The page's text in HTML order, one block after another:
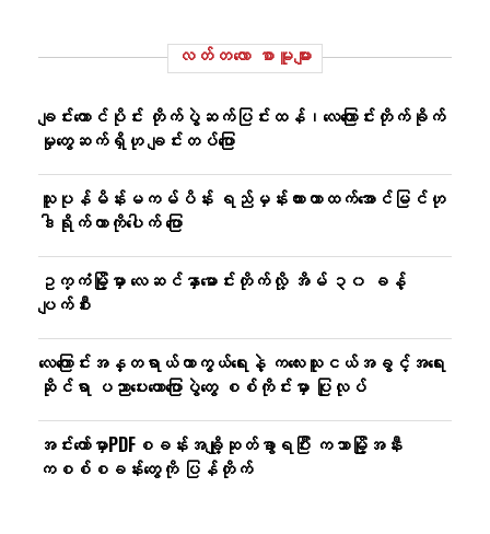
လတ်တ‌လော စာမူများ
ချင်းတောင်ပိုင်း တိုက်ပွဲဆက်ပြင်းထန်၊လေကြောင်းတိုက်ခိုက်
မှုတွေဆက်ရှိဟု ချင်းတပ်ပြော
သူပုန်မိန်းမကမ်ပိန်း ရည်မှန်းထားတာထက်အောင်မြင်ဟု
ဒါရိုက်တာကိုပေါက် ပြော
ဥက္ကံမြို့မှာ ​လေဆင်နှာ​မောင်းတိုက်လို့ အိမ် ၃၀ ခန့်
ပျက်စီး
လေကြောင်းအန္တရာယ်ကာကွယ်ရေးနဲ့ ကလေးသူငယ်အခွင့်အရေး
ဆိုင်ရာ ပညာပေးဟောပြောပွဲတွေ စစ်ကိုင်းမှာ ပြုလုပ်
အင်း​တော်မှာ​PDFစခန်းအချို့ဆုတ်ခွာရပြီး ကသာမြို့အနီး
ကစစ်စခန်း​​တွေကို ပြန်တိုက်